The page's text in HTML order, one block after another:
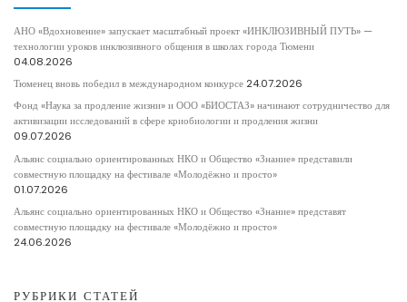
АНО «Вдохновение» запускает масштабный проект «ИНКЛЮЗИВНЫЙ ПУТЬ» —
технологии уроков инклюзивного общения в школах города Тюмени
04.08.2026
Тюменец вновь победил в международном конкурсе 24.07.2026
Фонд «Наука за продление жизни» и ООО «БИОСТАЗ» начинают сотрудничество для
активизации исследований в сфере криобиологии и продления жизни
09.07.2026
Альянс социально ориентированных НКО и Общество «Знание» представили
совместную площадку на фестивале «Молодёжно и просто»
01.07.2026
Альянс социально ориентированных НКО и Общество «Знание» представят
совместную площадку на фестивале «Молодёжно и просто»
24.06.2026
РУБРИКИ СТАТЕЙ